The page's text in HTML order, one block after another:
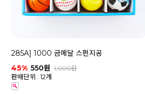
285A] 1000 금메달 스펀지공
45% 550원 1,000원
판매단위 : 12개